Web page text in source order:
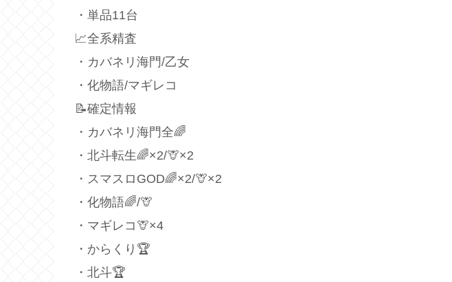
・単品11台
📈全系精査
・カバネリ海門/乙女
・化物語/マギレコ
📝確定情報
・カバネリ海門全🌈
・北斗転生🌈×2/🦒×2
・スマスロGOD🌈×2/🦒×2
・化物語🌈/🦒
・マギレコ🦒×4
・からくり🏆
・北斗🏆